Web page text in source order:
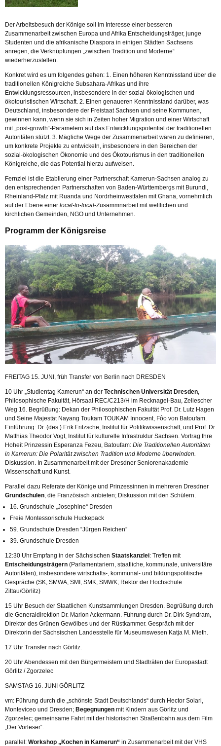
Der Arbeitsbesuch der Könige soll im Interesse einer besseren
Zusammenarbeit zwischen Europa und Afrika Entscheidungsträger, junge
Studenten und die afrikanische Diaspora in einigen Städten Sachsens
anregen, die Verknüpfungen „zwischen Tradition und Moderne“
wiederherzustellen.
Konkret wird es um folgendes gehen: 1. Einen höheren Kenntnisstand über die
traditionellen Königreiche Subsahara-Afrikas und ihre
Entwicklungsressourcen, insbesondere in der sozial-ökologischen und
ökotouristischen Wirtschaft. 2. Einen genaueren Kenntnisstand darüber, was
Deutschland, insbesondere der Freistaat Sachsen und seine Kommunen,
gewinnen kann, wenn sie sich in Zeiten hoher Migration und einer Wirtschaft
mit „post-growth“-Parametern auf das Entwicklungspotential der traditionellen
Autoritäten stützt. 3. Mägliche Wege der Zusammenarbeit wären zu definieren,
um konkrete Projekte zu entwickeln, insbesondere in den Bereichen der
sozial-ökologischen Ökonomie und des Ökotourismus in den traditionellen
Königreiche, die das Potential hierzu aufweisen.
Fernziel ist die Etablierung einer Partnerschaft Kamerun-Sachsen analog zu
den entsprechenden Partnerschaften von Baden-Württembergs mit Burundi,
Rheinland-Pfalz mit Ruanda und Nordrheinwestfalen mit Ghana, vornehmlich
auf der Ebene einer local-to-local-Zusammnarbeit mit weltlichen und
kirchlichen Gemeinden, NGO und Unternehmen.
Programm der Königsreise
FREITAG 15. JUNI, früh Transfer von Berlin nach DRESDEN
10 Uhr „Studientag Kamerun“ an der Technischen Universität Dresden,
Philosophische Fakultät, Hörsaal REC/C213/H im Recknagel-Bau, Zellescher
Weg 16. Begrüßung: Dekan der Philosophischen Fakultät Prof. Dr. Lutz Hagen
und Seine Majestät Nayang Toukam TOUKAM Innocent, Fôo von Batoufam.
Einführung: Dr. (des.) Erik Fritzsche, Institut für Politikwissenschaft, und Prof. Dr.
Matthias Theodor Vogt, Institut für kulturelle Infrastruktur Sachsen. Vortrag Ihre
Hoheit Prinzessin Esperanza Fezeu, Batoufam: Die Traditionellen Autoritäten
in Kamerun: Die Polarität zwischen Tradition und Moderne überwinden.
Diskussion. In Zusammenarbeit mit der Dresdner Seniorenakademie
Wissenschaft und Kunst.
Parallel dazu Referate der Könige und Prinzessinnen in mehreren Dresdner
Grundschulen, die Französisch anbieten; Diskussion mit den Schülern.
16. Grundschule „Josephine“ Dresden
Freie Montessorischule Huckepack
59. Grundschule Dresden “Jürgen Reichen”
39. Grundschule Dresden
12:30 Uhr Empfang in der Sächsischen Staatskanzlei: Treffen mit
Entscheidungsträgern (Parlamentariern, staatliche, kommunale, universitäre
Autoritäten), insbesondere wirtschafts-, kommunal- und bildungspolitische
Gespräche (SK, SMWA, SMI, SMK, SMWK; Rektor der Hochschule
Zittau/Görlitz)
15 Uhr Besuch der Staatlichen Kunstsammlungen Dresden. Begrüßung durch
die Generaldirektion Dr. Marion Ackermann. Führung durch Dr. Dirk Syndram,
Direktor des Grünen Gewölbes und der Rüstkammer. Gespräch mit der
Direktorin der Sächsischen Landesstelle für Museumswesen Katja M. Mieth.
17 Uhr Transfer nach Görlitz.
20 Uhr Abendessen mit den Bürgermeistern und Stadträten der Europastadt
Görlitz / Zgorzelec
SAMSTAG 16. JUNI GÖRLITZ
vm: Führung durch die „schönste Stadt Deutschlands“ durch Hector Solari,
Monteviceo und Dresden; Begegnungen mit Kindern aus Görlitz und
Zgorzelec; gemeinsame Fahrt mit der historischen Straßenbahn aus dem Film
„Der Vorleser“.
parallel: Workshop „Kochen in Kamerun“ in Zusammenarbeit mit der VHS